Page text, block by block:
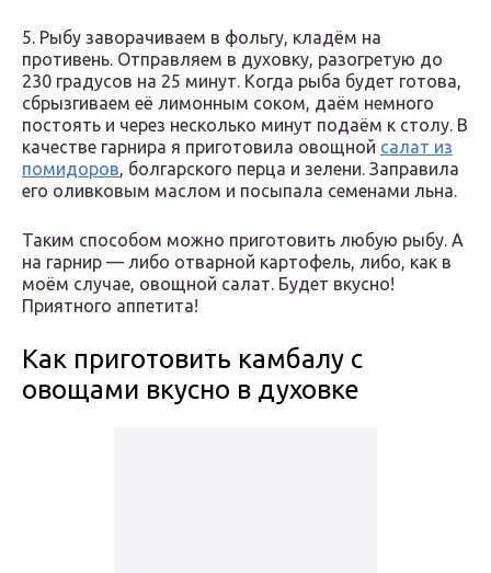
5. Рыбу заворачиваем в фольгу, кладём на
противень. Отправляем в духовку, разогретую до
230 градусов на 25 минут. Когда рыба будет готова,
сбрызгиваем её лимонным соком, даём немного
постоять и через несколько минут подаём к столу. В
качестве гарнира я приготовила овощной салат из
помидоров, болгарского перца и зелени. Заправила
его оливковым маслом и посыпала семенами льна.
Таким способом можно приготовить любую рыбу. А
на гарнир — либо отварной картофель, либо, как в
моём случае, овощной салат. Будет вкусно!
Приятного аппетита!
Как приготовить камбалу с
овощами вкусно в духовке